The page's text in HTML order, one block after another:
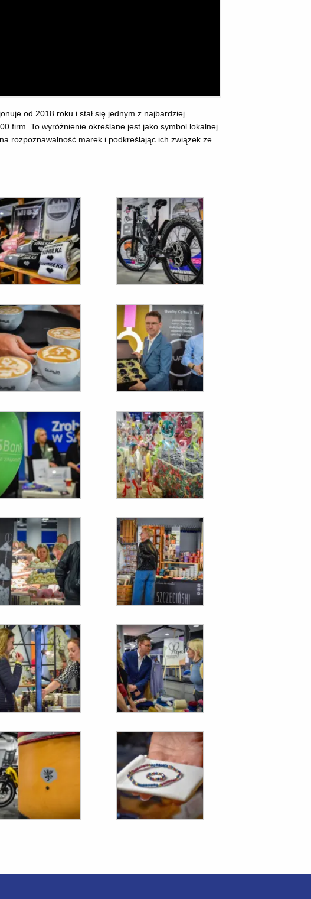
od 2018 roku i stał się jednym z najbardziej
firm. To wyróżnienie określane jest jako symbol lokalnej
rozpoznawalność marek i podkreślając ich związek ze